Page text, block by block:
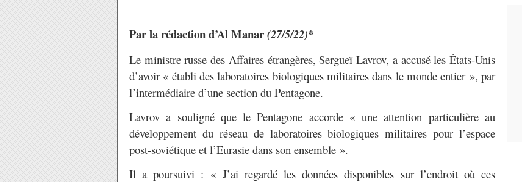
Par la rédaction d’Al Manar(27/5/22)*
Le ministre russe des Affaires étrangères, Sergueï Lavrov, a accusé les États-Unis
d’avoir « établi des laboratoires biologiques militaires dans le monde entier », par
l’intermédiaire d’une section du Pentagone.
Lavrov a souligné que le Pentagone accorde « une attention particulière au
développement du réseau de laboratoires biologiques militaires pour l’espace
post-soviétique et l’Eurasie dans son ensemble ».
Il a poursuivi : « J’ai regardé les données disponibles sur l’endroit où ces